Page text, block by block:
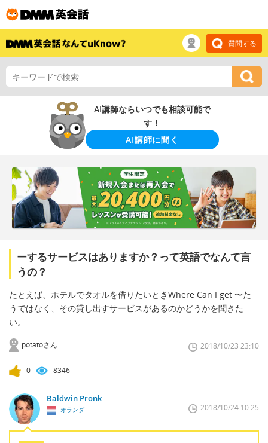
質問する
AI講師ならいつでも相談可能で
す！
AI講師に聞く
ーするサービスはありますか？って英語でなんて言
うの？
たとえば、ホテルでタオルを借りたいときWhere Can I get 〜た
うではなく、その貸し出すサービスがあるのかどうかを聞きた
い。
potatoさん 2018/10/23 23:10
0 8346
Baldwin Pronk
オランダ 2018/10/24 10:25